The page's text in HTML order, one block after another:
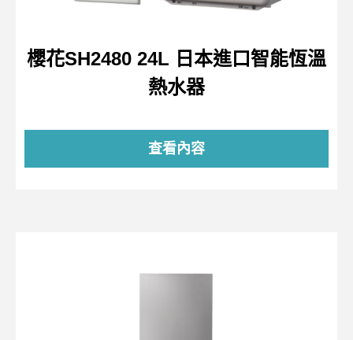
櫻花SH2480 24L 日本進口智能恆溫
熱水器
查看內容